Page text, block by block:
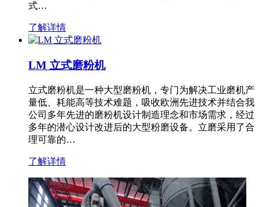
式…
了解详情
LM 立式磨粉机
立式磨粉机是一种大型磨粉机，专门为解决工业磨机产
量低、耗能高等技术难题，吸收欧洲先进技术并结合我
公司多年先进的磨粉机设计制造理念和市场需求，经过
多年的潜心设计改进后的大型粉磨设备。立磨采用了合
理可靠的…
了解详情